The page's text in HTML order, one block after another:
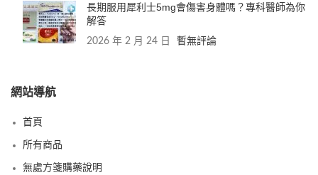
長期服用犀利士5mg會傷害身體嗎？專科醫師為你
解答
2026 年 2 月 24 日 暫無評論
網站導航
首頁
所有商品
無處方箋購藥說明